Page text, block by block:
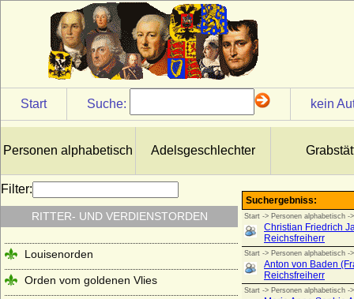
Start Suche: kein
Personen alphabetisch Adelsgeschlechter
Filter:
RITTER- UND VERDIENSTORDEN
Louisenorden
Orden vom goldenen Vlies